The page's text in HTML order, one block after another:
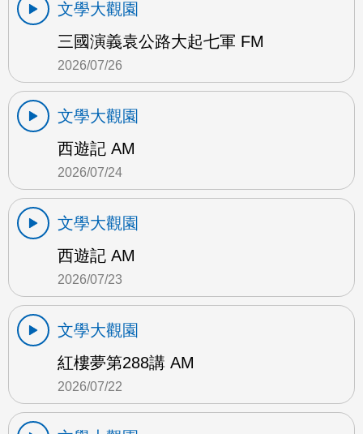
文學大觀園
三國演義袁公路大起七軍 FM
2026/07/26
文學大觀園
西遊記 AM
2026/07/24
文學大觀園
西遊記 AM
2026/07/23
文學大觀園
紅樓夢第288講 AM
2026/07/22